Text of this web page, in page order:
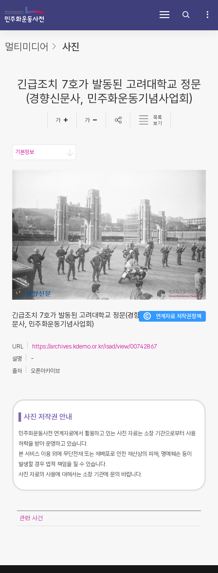
메
뉴
바
로
용
바
로
가
단
바
로
가멀티미디어 사진
긴급조치 7호가 발동된 고려대학교 정문
(경향신문사, 민주화운동기념사업회)
목록
보기
기본정보
긴급조치 7호가 발동된 고려대학교 정문(경향신
문사, 민주화운동기념사업회)
연계자료 저작권정책
URL
https://archives.kdemo.or.kr/isad/view/00742867
설명
-
출처
오픈아카이브
▌사진 저작권 안내
민주화운동사전 연계자료에서 활용하고 있는 사진 자료는 소장 기관으로부터 사용
허락을 받아 운영하고 있습니다.
본 서비스 이용 외에 무단전재 또는 재배포로 인한 재산상의 피해, 명예훼손 등이
발생할 경우 법적 책임을 질 수 있습니다.
사진 자료의 사용에 대해서는 소장 기관에 문의 바랍니다.
관련 사건